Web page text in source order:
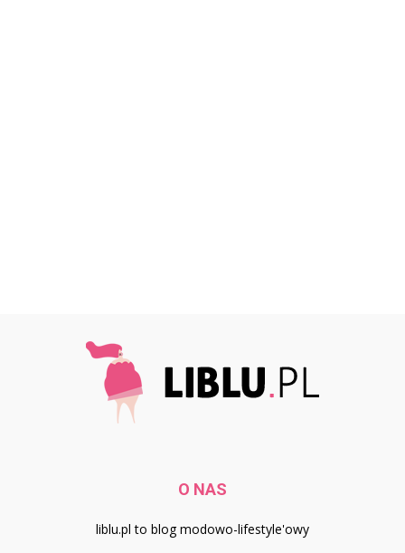
O NAS
liblu.pl to blog modowo-lifestyle'owy